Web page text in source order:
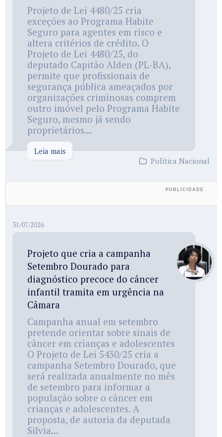
Projeto de Lei 4480/25 cria
exceções ao Programa Habite
Seguro para agentes em risco e
altera critérios de crédito. O
Projeto de Lei 4480/25, do
deputado Capitão Alden (PL-BA),
permite que profissionais de
segurança pública ameaçados por
organizações criminosas comprem
outro imóvel pelo Programa Habite
Seguro, mesmo já sendo
proprietários...
Leia mais
Política Nacional
31/07/2026
Projeto que cria a campanha
Setembro Dourado para
diagnóstico precoce do câncer
infantil tramita em urgência na
Câmara
Campanha anual em setembro
pretende orientar sobre sinais de
câncer em crianças e adolescentes
O Projeto de Lei 5430/25 cria a
campanha Setembro Dourado, que
será realizada anualmente no mês
de setembro para informar a
população sobre o câncer em
crianças e adolescentes. A
proposta, de autoria da deputada
Silvia...